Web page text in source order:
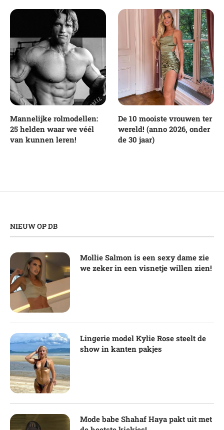
Mannelijke rolmodellen:
25 helden waar we véél
van kunnen leren!
De 10 mooiste vrouwen ter
wereld! (anno 2026, onder
de 30 jaar)
NIEUW OP DB
Mollie Salmon is een sexy dame zie
we zeker in een visnetje willen zien!
Lingerie model Kylie Rose steelt de
show in kanten pakjes
Mode babe Shahaf Haya pakt uit met